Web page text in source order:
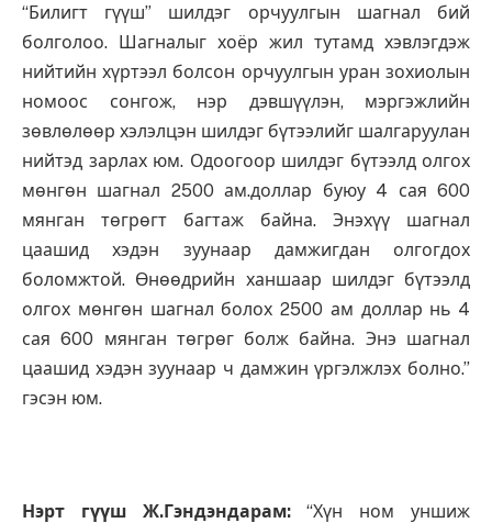
“Билигт гүүш” шилдэг орчуулгын шагнал бий
болголоо. Шагналыг хоёр жил тутамд хэвлэгдэж
нийтийн хүртээл болсон орчуулгын уран зохиолын
номоос сонгож, нэр дэвшүүлэн, мэргэжлийн
зөвлөлөөр хэлэлцэн шилдэг бүтээлийг шалгаруулан
нийтэд зарлах юм. Одоогоор шилдэг бүтээлд олгох
мөнгөн шагнал 2500 ам.доллар буюу 4 сая 600
мянган төгрөгт багтаж байна. Энэхүү шагнал
цаашид хэдэн зуунаар дамжигдан олгогдох
боломжтой. Өнөөдрийн ханшаар шилдэг бүтээлд
олгох мөнгөн шагнал болох 2500 ам доллар нь 4
сая 600 мянган төгрөг болж байна. Энэ шагнал
цаашид хэдэн зуунаар ч дамжин үргэлжлэх болно.”
гэсэн юм.
Нэрт гүүш Ж.Гэндэндарам:“Хүн ном уншиж